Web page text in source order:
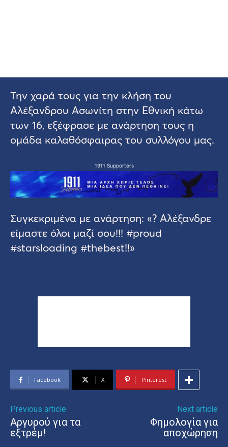
Την χαρά τους για την κλήση του
Αλέξανδρου Ασωνίτη στην Εθνική κάτω
των 16, εξέφρασε με ανάρτηση τους η
ομάδα καλαθόσφαιρας του συλλόγου μας.
1911 Supporters
Συγκεκριμένα με ανάρτηση: «? Αλέξανδρε
είμαστε όλοι μαζί σου!!! #proud
#starsloading #thebest!!»
Facebook X Pinterest
Previous article
Αργυρού για τα
εξτρέμ!
Next article
Φημολογία για
αποχώρηση